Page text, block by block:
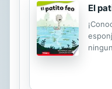
El
qué
su